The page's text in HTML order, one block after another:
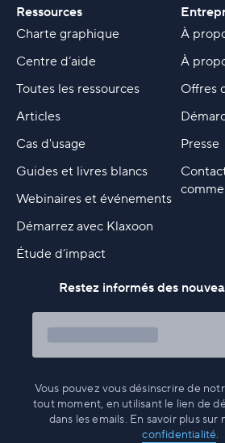
Ressources
Charte graphique
Centre d’aide
Toutes les ressources
Articles
Cas d'usage
Guides et livres blancs
Webinaires et événements
Démarrez avec Klaxoon
Étude d’impact
À
À
Offres
Presse
Restez informés des
Vous pouvez vous désinscrire de
tout moment, en utilisant le lien de
dans les emails. En savoir plus sur
confidentialité.